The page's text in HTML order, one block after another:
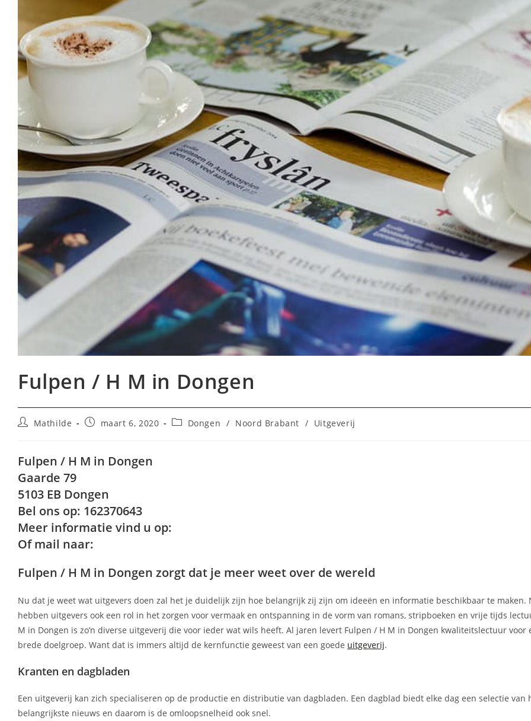
Fulpen / H M in Dongen
BerichtMathilde
Berichtmaart 6, 2020 Berichtcategorie:
Dongen / Noord Brabant / Uitgeverij
Fulpen / H M in Dongen
Gaarde 79
5103 EB Dongen
Bel ons op: 162370643
Meer informatie vind u op:
Of mail naar:
Fulpen / H M in Dongen zorgt dat je meer weet over de wereld
Nu dat je weet wat uitgevers doen zal het je duidelijk zijn hoe belangrijk zij zijn om ideeën en informatie beschikbaar te maken.
hebben uitgevers ook een rol in het zorgen voor vermaak en ontspanning in de vorm van romans, stripboeken en vrije tijds
M in Dongen is zo’n diverse uitgeverij die voor ieder wat wils heeft. Al jaren levert Fulpen / H M in Dongen kwaliteitslectuur voor
brede doelgroep. Want dat is immers altijd de kernfunctie geweest van een goede uitgeverij.
Kranten en dagbladen
Een uitgeverij kan zich specialiseren op de productie en distributie van dagbladen. Een dagblad biedt elke dag een selectie van
belangrijkste nieuws en daarom is de omloopsnelheid ook snel.